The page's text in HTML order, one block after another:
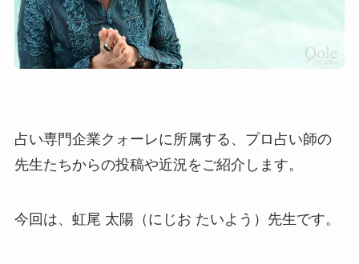
占い専門企業クォーレに所属する、プロ占い師の
先生たちからの投稿や近況をご紹介します。
今回は、虹尾 太陽（にじお たいよう）先生です。